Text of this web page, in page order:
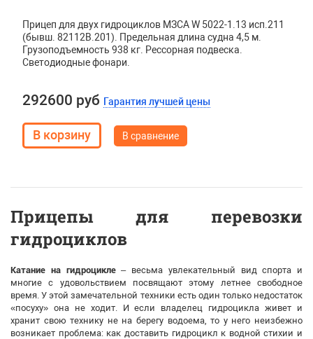
Прицеп для двух гидроциклов МЗСА W 5022-1.13 исп.211
(бывш. 82112B.201). Предельная длина судна 4,5 м.
Грузоподъемность 938 кг. Рессорная подвеска.
Светодиодные фонари.
292600 руб Гарантия лучшей цены
В сравнение
Прицепы для перевозки
гидроциклов
Катание на гидроцикле– весьма увлекательный вид спорта и
многие с удовольствием посвящают этому летнее свободное
время. У этой замечательной техники есть один только недостаток
«посуху» она не ходит. И если владелец гидроцикла живет и
хранит свою технику не на берегу водоема, то у него неизбежно
возникает проблема: как доставить гидроцикл к водной стихии и